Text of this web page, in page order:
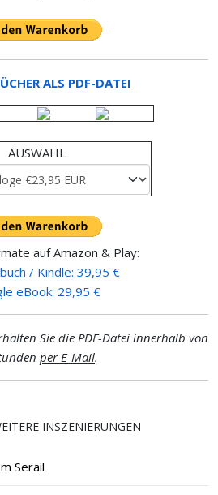
ALS PDF-DATEI
AUSWAHL
auf Amazon & Play:
/ Kindle: 39,95 €
eBook: 29,95 €
Sie die PDF-Datei innerhalb von
per E-Mail.
INSZENIERUNGEN
Serail